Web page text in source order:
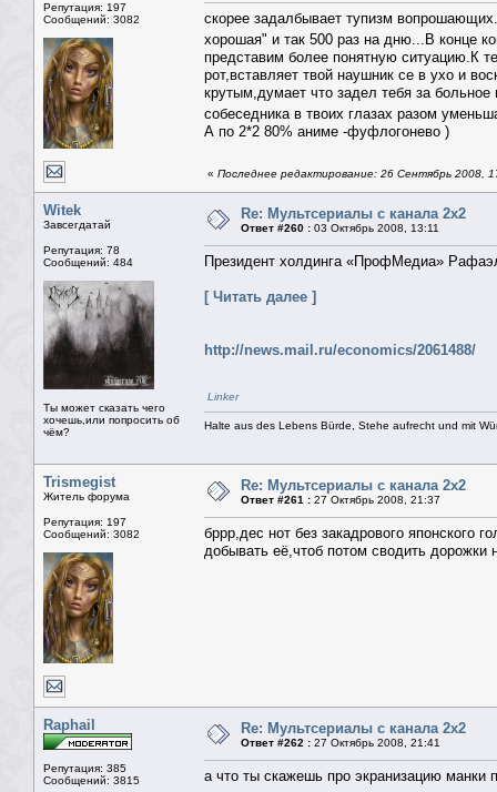
Репутация: 197
Сообщений: 3082
скорее задалбывает тупизм
хорошая" и так 500 раз на дню...В конце
представим более понятную ситуацию.К
рот,вставляет твой наушник се в ухо и
крутым,думает что задел тебя за
собеседника в твоих глазах разом
А по 2*2 80% аниме -фуфлогонево )
« Последнее редактирование: 26 Сентябрь 2008,
Witek
Завсегдатай
Репутация: 78
Сообщений: 484
Ты может сказать чего
хочешь,или попросить об
чём?
Re: Мультсериалы с канала 2х2
Ответ #260 : 03 Октябрь 2008, 13:11
Президент холдинга «ПрофМедиа»
[ Читать далее ]
http://news.mail.ru/economics/2061488/
Linker
Halte aus des Lebens Bürde, Stehe aufrecht und mit
Trismegist
Житель форума
Репутация: 197
Сообщений: 3082
Re: Мультсериалы с канала 2х2
Ответ #261 : 27 Октябрь 2008, 21:37
бррр,дес нот без закадрового японского
добывать её,чтоб потом сводить дорожки
Raphail
Репутация: 385
Сообщений: 3815
Re: Мультсериалы с канала 2х2
Ответ #262 : 27 Октябрь 2008, 21:41
а что ты скажешь про экранизацию манки